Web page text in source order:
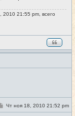
2010 21:55 pm, всего
#19
С
о
Чт ноя 18, 2010 21:52 pm